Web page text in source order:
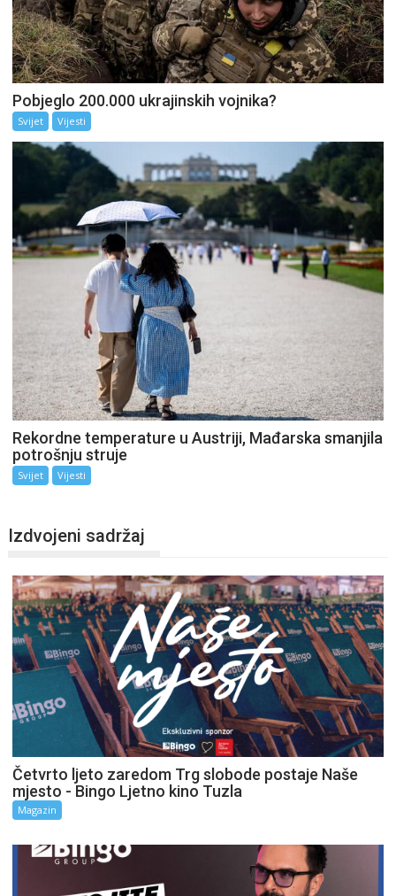
Pobjeglo 200.000 ukrajinskih vojnika?
Svijet Vijesti
Rekordne temperature u Austriji, Mađarska smanjila
potrošnju struje
Svijet Vijesti
Izdvojeni sadržaj
Četvrto ljeto zaredom Trg slobode postaje Naše
mjesto - Bingo Ljetno kino Tuzla
Magazin